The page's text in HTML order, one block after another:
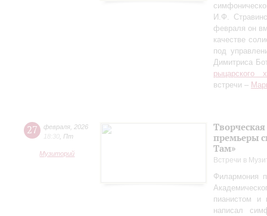
И.Ф.
февраля он
качестве
под
Димитриса
рыцарского
встречи –
27 февраля 2026
18:30 Пт
Музиторий
премьеры
Там»
Встречи в
Филармония
пианистом и
написал